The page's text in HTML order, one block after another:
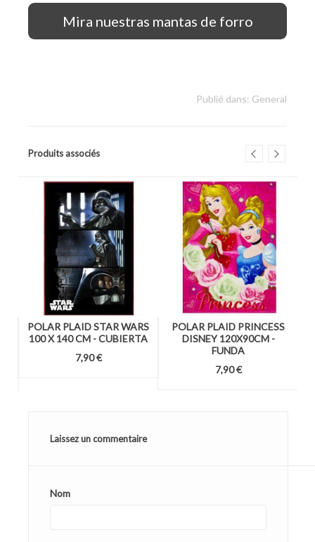
Mira nuestras mantas de forro
Publié dans: General
Produits associés
POLAR PLAID STAR WARS
100 X 140 CM - CUBIERTA
7,90 €
POLAR PLAID PRINCESS
DISNEY 120X90CM -
FUNDA
7,90 €
Laissez un commentaire
Nom